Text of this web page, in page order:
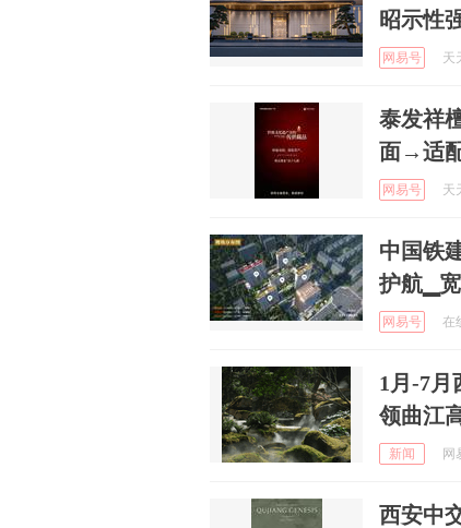
昭示性
网易号 天
泰发祥
面→适
网易号 天
中国铁
护航▁
网易号 在
1月-7月
领曲江
新闻 网
西安中